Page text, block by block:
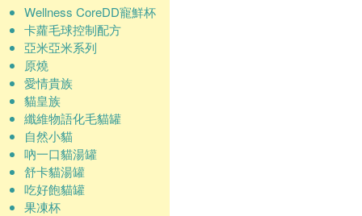
Wellness CoreDD寵鮮杯
卡蘿毛球控制配方
亞米亞米系列
原燒
愛情貴族
貓皇族
纖維物語化毛貓罐
自然小貓
吶一口貓湯罐
舒卡貓湯罐
吃好飽貓罐
果凍杯